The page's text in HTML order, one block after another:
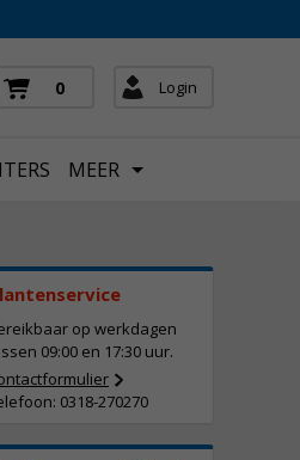
0 Login
MEER
op werkdagen
09:00 en 17:30 uur.
0318-270270